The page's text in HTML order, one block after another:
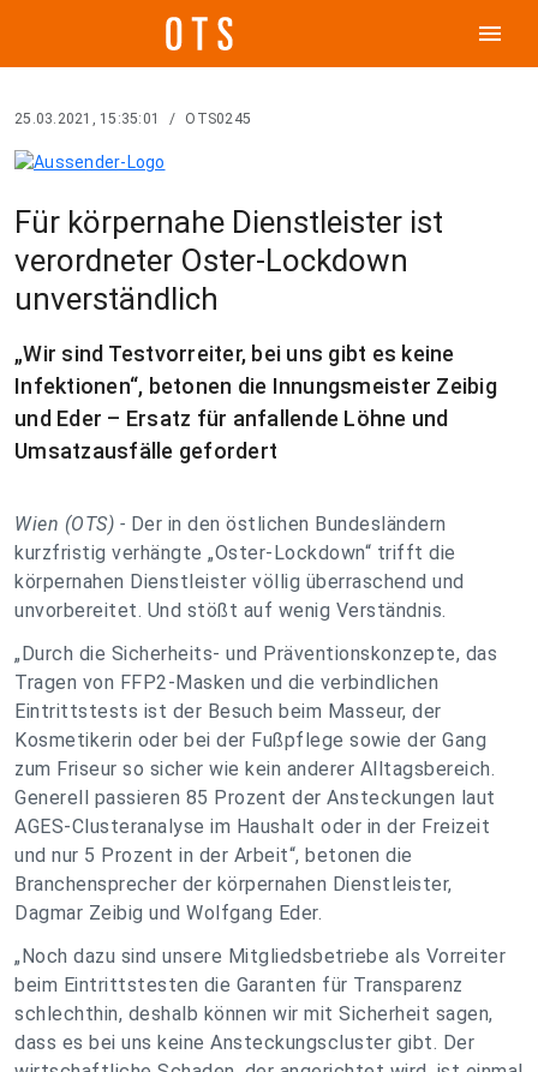
menu
25.03.2021, 15:35:01 / OTS0245
Für körpernahe Dienstleister ist
verordneter Oster-Lockdown
unverständlich
„Wir sind Testvorreiter, bei uns gibt es keine
Infektionen“, betonen die Innungsmeister Zeibig
und Eder – Ersatz für anfallende Löhne und
Umsatzausfälle gefordert
Wien (OTS) - Der in den östlichen Bundesländern
kurzfristig verhängte „Oster-Lockdown“ trifft die
körpernahen Dienstleister völlig überraschend und
unvorbereitet. Und stößt auf wenig Verständnis.
„Durch die Sicherheits- und Präventionskonzepte, das
Tragen von FFP2-Masken und die verbindlichen
Eintrittstests ist der Besuch beim Masseur, der
Kosmetikerin oder bei der Fußpflege sowie der Gang
zum Friseur so sicher wie kein anderer Alltagsbereich.
Generell passieren 85 Prozent der Ansteckungen laut
AGES-Clusteranalyse im Haushalt oder in der Freizeit
und nur 5 Prozent in der Arbeit“, betonen die
Branchensprecher der körpernahen Dienstleister,
Dagmar Zeibig und Wolfgang Eder.
„Noch dazu sind unsere Mitgliedsbetriebe als Vorreiter
beim Eintrittstesten die Garanten für Transparenz
schlechthin, deshalb können wir mit Sicherheit sagen,
dass es bei uns keine Ansteckungscluster gibt. Der